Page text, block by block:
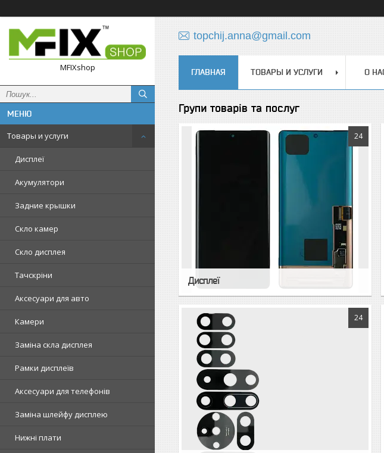
MFIXshop
Товары и услуги
Дисплеї
Акумулятори
Задние крышки
Скло камер
Скло дисплея
Тачскріни
Аксесуари для авто
Камери
Заміна скла дисплея
Рамки дисплеїв
Аксесуари для телефонів
Заміна шлейфу дисплею
Нижні плати
topchij.anna@gmail.com
ГЛАВНАЯ ТОВАРЫ И УСЛУГИ О
Групи товарів та послуг
24
Дисплеї
24